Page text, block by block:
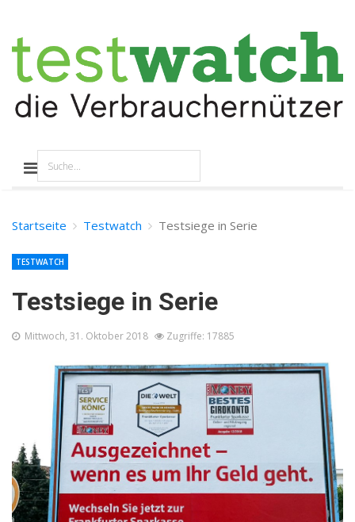
Startseite Testwatch Testsiege in Serie
Testsiege in Serie
TESTWATCH
Mittwoch, 31. Oktober 2018 Zugriffe: 17885